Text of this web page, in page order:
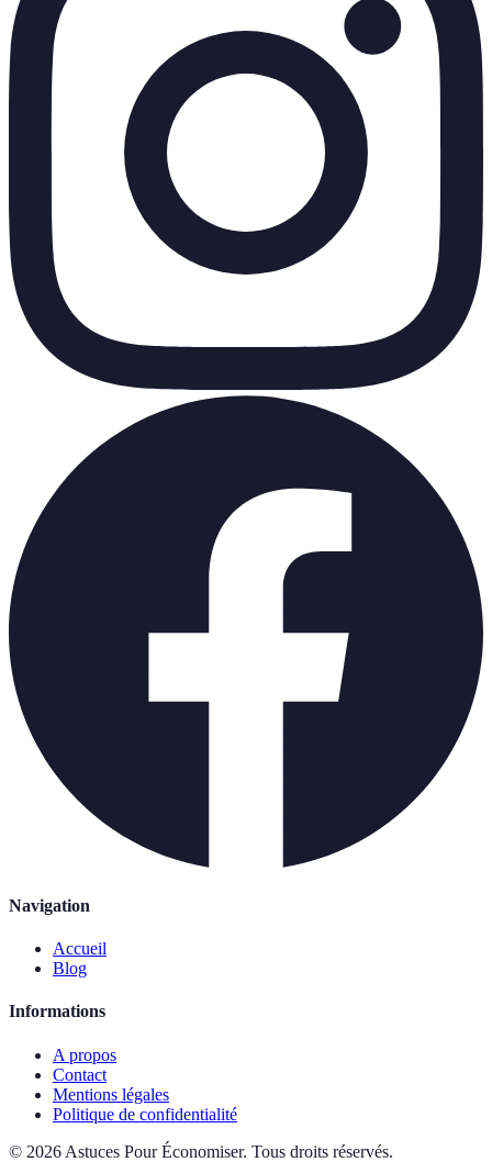
Navigation
Accueil
Blog
Informations
A propos
Contact
Mentions légales
Politique de confidentialité
© 2026 Astuces Pour Économiser. Tous droits réservés.